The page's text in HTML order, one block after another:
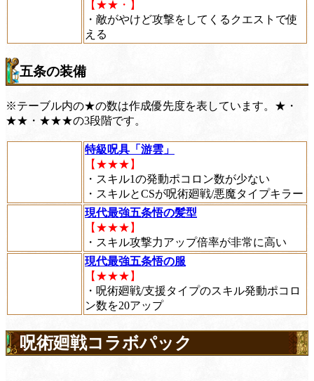
【★★・】
・敵がやけど攻撃をしてくるクエストで使
える
五条の装備
※テーブル内の★の数は作成優先度を表しています。★・
★★・★★★の3段階です。
特級呪具「游雲」
【★★★】
・スキル1の発動ポコロン数が少ない
・スキルとCSが呪術廻戦/悪魔タイプキラー
現代最強五条悟の髪型
【★★★】
・スキル攻撃力アップ倍率が非常に高い
現代最強五条悟の服
【★★★】
・呪術廻戦/支援タイプのスキル発動ポコロ
ン数を20アップ
呪術廻戦コラボパック